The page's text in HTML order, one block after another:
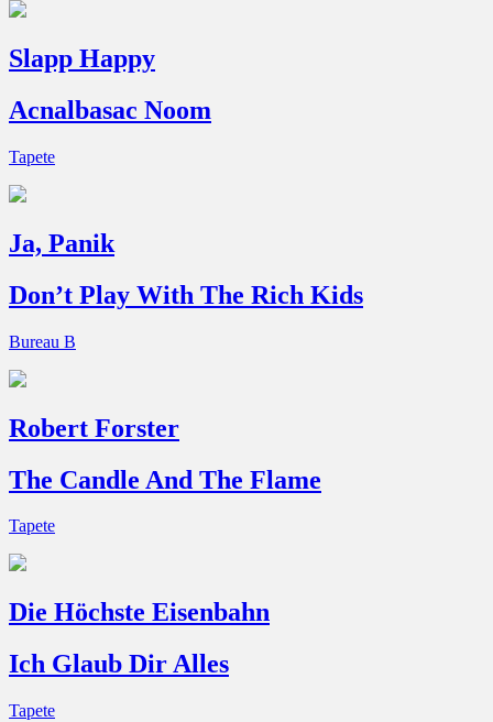
Slapp Happy
Acnalbasac Noom
Tapete
Ja, Panik
Don’t Play With The Rich Kids
Bureau B
Robert Forster
The Candle And The Flame
Tapete
Die Höchste Eisenbahn
Ich Glaub Dir Alles
Tapete